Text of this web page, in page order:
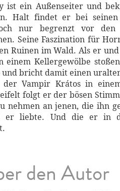
ist ein Außenseiter und
Halt findet er bei seinen
nur begrenzt vor den
Seine Faszination für
Ruinen im Wald. Als er
einem Kellergewölbe
und bricht damit einen
Vampir Krátos in
folgt er der bösen
nehmen an jenen, die ihn
er liebte. Und die er in
den Autor